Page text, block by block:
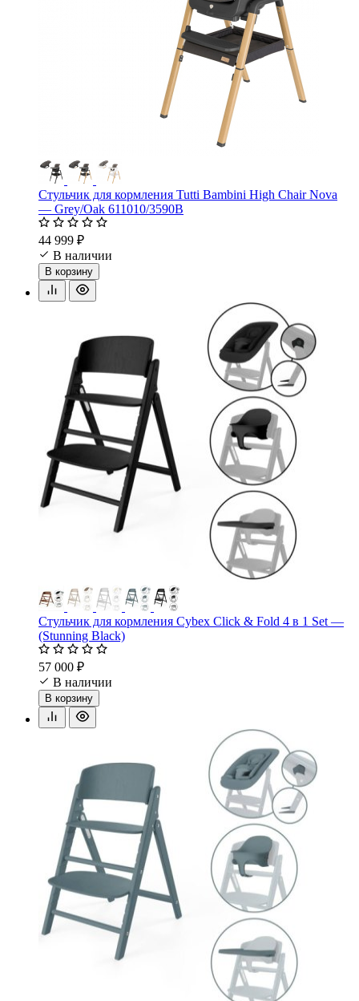
Стульчик для кормления Tutti Bambini High Chair Nova
— Grey/Oak 611010/3590B
44 999 ₽
В наличии
В корзину
Стульчик для кормления Cybex Click & Fold 4 в 1 Set —
(Stunning Black)
57 000 ₽
В наличии
В корзину